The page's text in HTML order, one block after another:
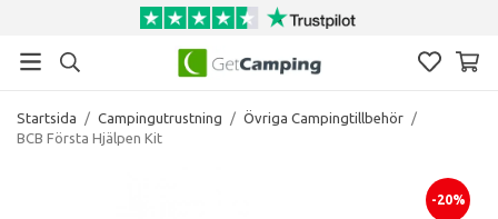
Startsida / Campingutrustning / Övriga Campingtillbehör /
BCB Första Hjälpen Kit
-20%